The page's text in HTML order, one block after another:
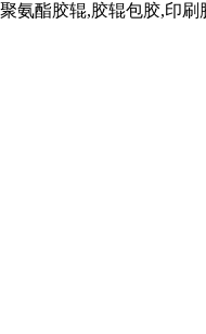
氨酯胶辊,胶辊包胶,印